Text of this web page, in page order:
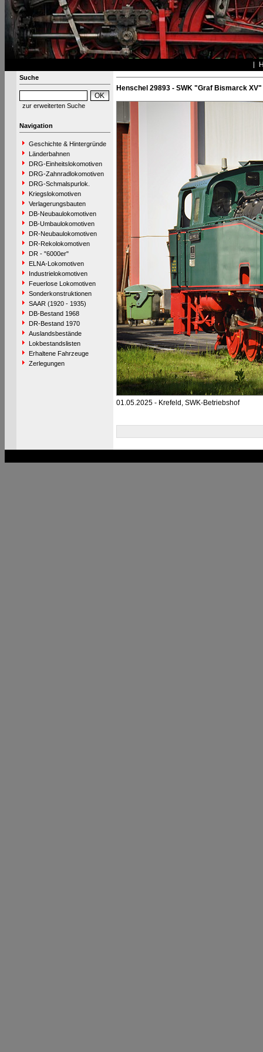
Suche
zur erweiterten Suche
Navigation
Geschichte & Hintergründe
Länderbahnen
DRG-Einheitslokomotiven
DRG-Zahnradlokomotiven
DRG-Schmalspurlok.
Kriegslokomotiven
Verlagerungsbauten
DB-Neubaulokomotiven
DB-Umbaulokomotiven
DR-Neubaulokomotiven
DR-Rekolokomotiven
DR - "6000er"
ELNA-Lokomotiven
Industrielokomotiven
Feuerlose Lokomotiven
Sonderkonstruktionen
SAAR (1920 - 1935)
DB-Bestand 1968
DR-Bestand 1970
Auslandsbestände
Lokbestandslisten
Erhaltene Fahrzeuge
Zerlegungen
Henschel 29893 - SWK "Graf Bismarck XV"
01.05.2025 - Krefeld, SWK-Betriebshof